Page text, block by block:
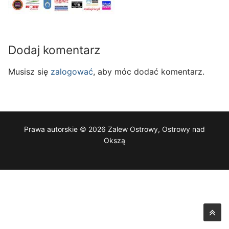
Dodaj komentarz
Musisz się zalogować, aby móc dodać komentarz.
Prawa autorskie © 2026 Zalew Ostrowy, Ostrowy nad
Okszą